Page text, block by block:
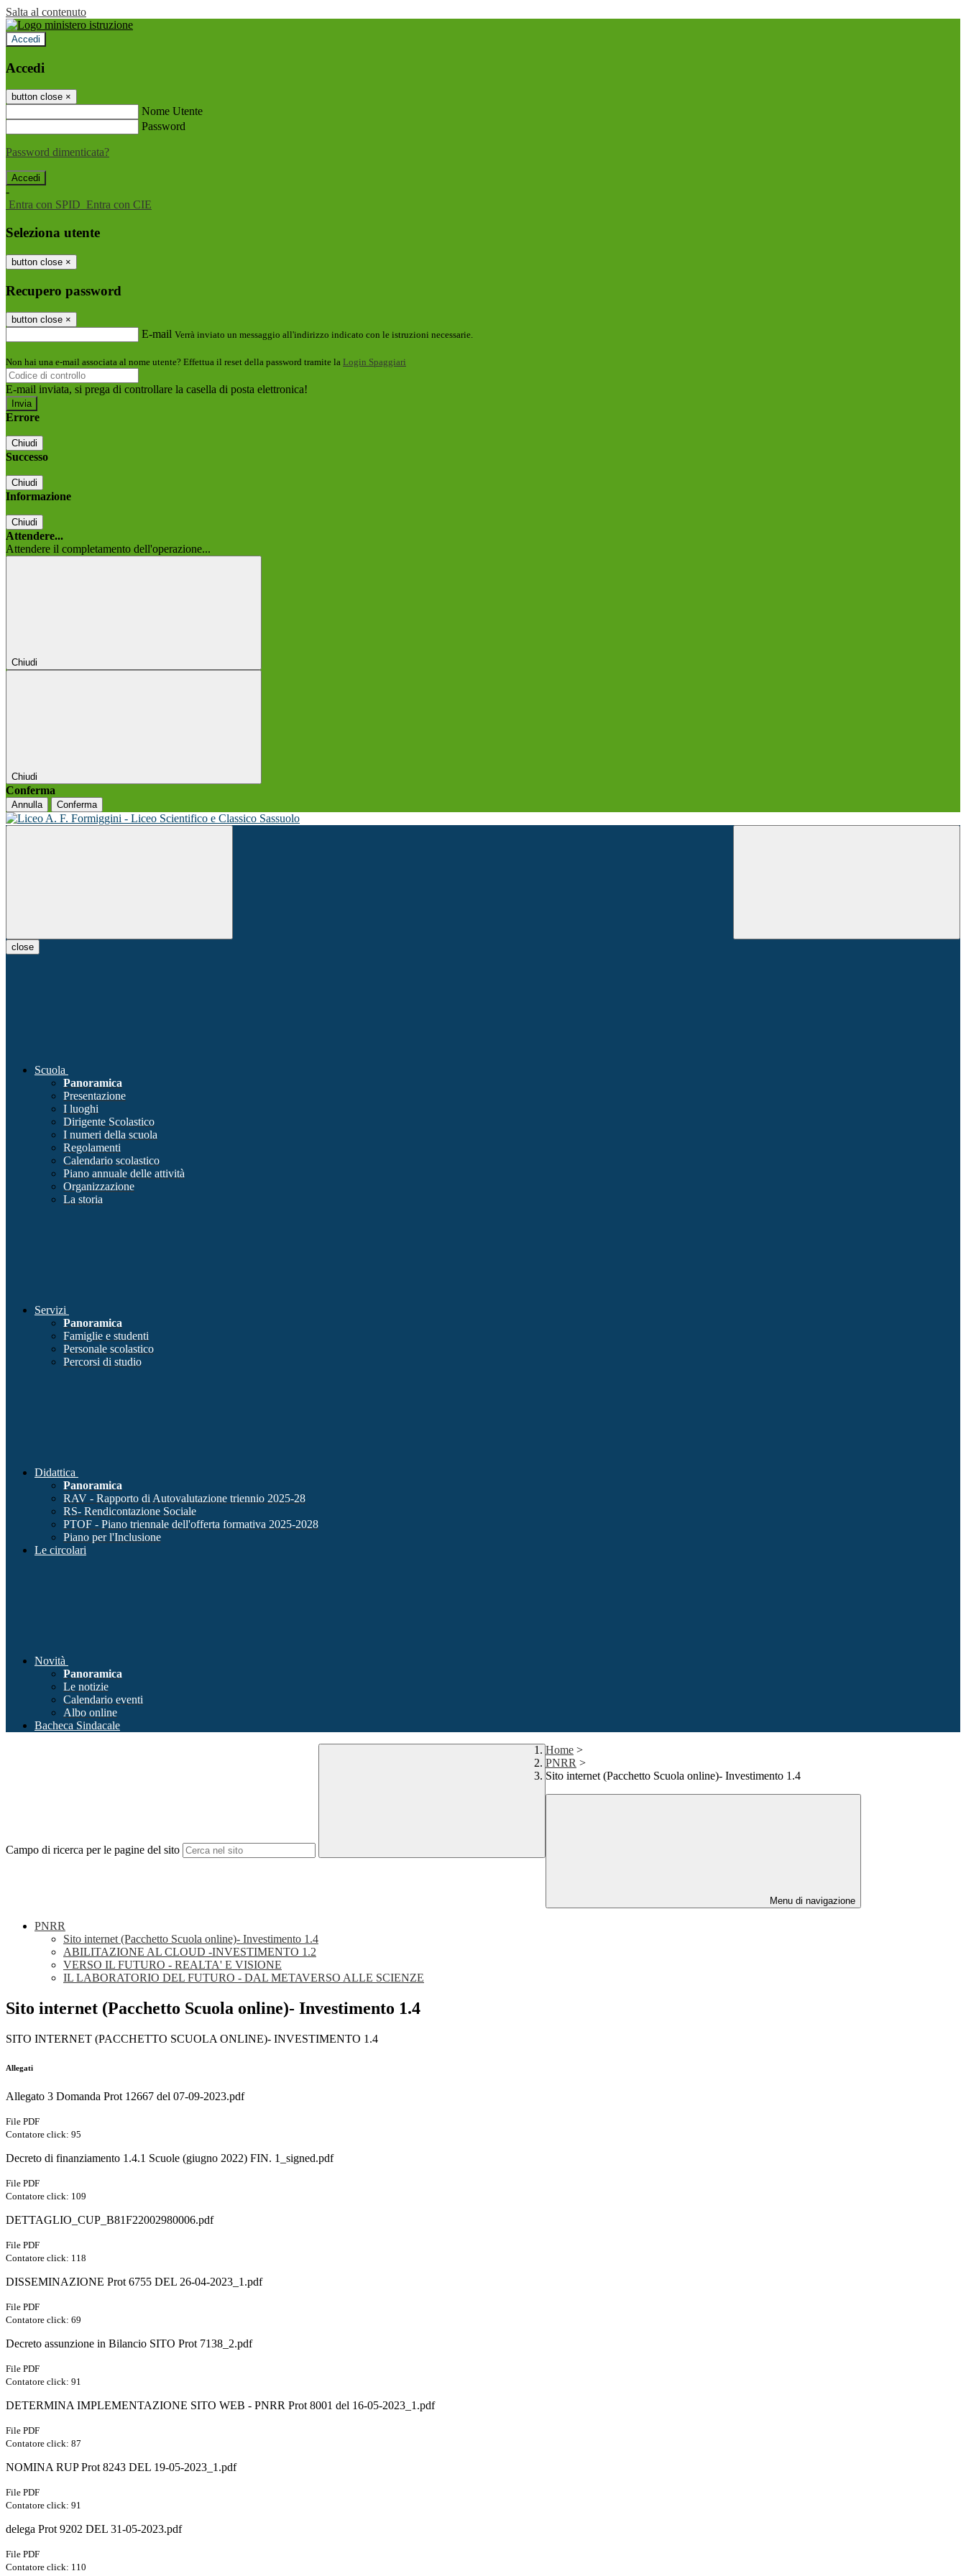
Salta al contenuto
Accedi
Accedi
button close ×
Nome Utente
Password
Password dimenticata?
-
Entra con SPID Entra con CIE
Seleziona utente
button close ×
Recupero password
button close ×
E-mail Verrà inviato un messaggio all'indirizzo indicato con le istruzioni necessarie.
Non hai una e-mail associata al nome utente? Effettua il reset della password tramite la Login Spaggiari
E-mail inviata, si prega di controllare la casella di posta elettronica!
Errore
Chiudi
Successo
Chiudi
Informazione
Chiudi
Attendere...
Attendere il completamento dell'operazione...
Chiudi
Chiudi
Conferma
Annulla Conferma
close
Scuola
Panoramica
Presentazione
I luoghi
Dirigente Scolastico
I numeri della scuola
Regolamenti
Calendario scolastico
Piano annuale delle attività
Organizzazione
La storia
Servizi
Panoramica
Famiglie e studenti
Personale scolastico
Percorsi di studio
Didattica
Panoramica
RAV - Rapporto di Autovalutazione triennio 2025-28
RS- Rendicontazione Sociale
PTOF - Piano triennale dell'offerta formativa 2025-2028
Piano per l'Inclusione
Le circolari
Novità
Panoramica
Le notizie
Calendario eventi
Albo online
Bacheca Sindacale
Campo di ricerca per le pagine del sito
Home >
PNRR >
Sito internet (Pacchetto Scuola online)- Investimento 1.4
Menu di navigazione
PNRR
Sito internet (Pacchetto Scuola online)- Investimento 1.4
ABILITAZIONE AL CLOUD -INVESTIMENTO 1.2
VERSO IL FUTURO - REALTA' E VISIONE
IL LABORATORIO DEL FUTURO - DAL METAVERSO ALLE SCIENZE
Sito internet (Pacchetto Scuola online)- Investimento 1.4
SITO INTERNET (PACCHETTO SCUOLA ONLINE)- INVESTIMENTO 1.4
Allegati
Allegato 3 Domanda Prot 12667 del 07-09-2023.pdf
File PDF
Contatore click: 95
Decreto di finanziamento 1.4.1 Scuole (giugno 2022) FIN. 1_signed.pdf
File PDF
Contatore click: 109
DETTAGLIO_CUP_B81F22002980006.pdf
File PDF
Contatore click: 118
DISSEMINAZIONE Prot 6755 DEL 26-04-2023_1.pdf
File PDF
Contatore click: 69
Decreto assunzione in Bilancio SITO Prot 7138_2.pdf
File PDF
Contatore click: 91
DETERMINA IMPLEMENTAZIONE SITO WEB - PNRR Prot 8001 del 16-05-2023_1.pdf
File PDF
Contatore click: 87
NOMINA RUP Prot 8243 DEL 19-05-2023_1.pdf
File PDF
Contatore click: 91
delega Prot 9202 DEL 31-05-2023.pdf
File PDF
Contatore click: 110